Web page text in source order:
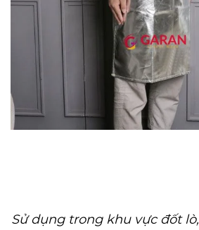
Sử dụng trong khu vực đốt